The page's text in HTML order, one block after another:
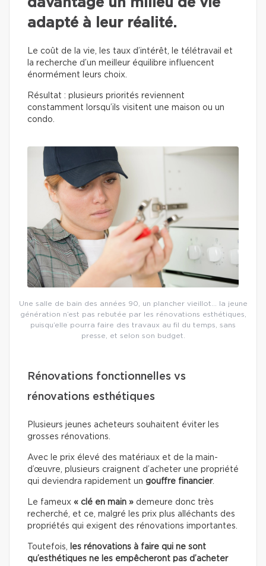
davantage un milieu de vie
adapté à leur réalité.
Le coût de la vie, les taux d’intérêt, le télétravail et
la recherche d’un meilleur équilibre influencent
énormément leurs choix.
Résultat : plusieurs priorités reviennent
constamment lorsqu’ils visitent une maison ou un
condo.
Une salle de bain des années 90, un plancher vieillot… la jeune
génération n’est pas rebutée par les rénovations esthétiques,
puisqu’elle pourra faire des travaux au fil du temps, sans
presse, et selon son budget.
Rénovations fonctionnelles vs
rénovations esthétiques
Plusieurs jeunes acheteurs souhaitent éviter les
grosses rénovations.
Avec le prix élevé des matériaux et de la main-
d’œuvre, plusieurs craignent d’acheter une propriété
qui deviendra rapidement un gouffre financier.
Le fameux « clé en main » demeure donc très
recherché, et ce, malgré les prix plus alléchants des
propriétés qui exigent des rénovations importantes.
Toutefois,
les rénovations à faire qui ne sont
qu’esthétiques ne les empêcheront pas d’acheter